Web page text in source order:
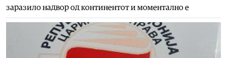
заразило надвор од континентот и моментално е